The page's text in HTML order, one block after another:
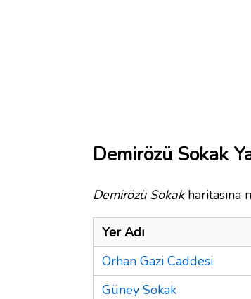
Demirözü Sokak
Demirözü Sokakharitasına
Yer Adı
Orhan Gazi Caddesi
Güney Sokak